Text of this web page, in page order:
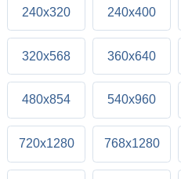
240x320 240x400
320x568 360x640
480x854 540x960
720x1280 768x1280